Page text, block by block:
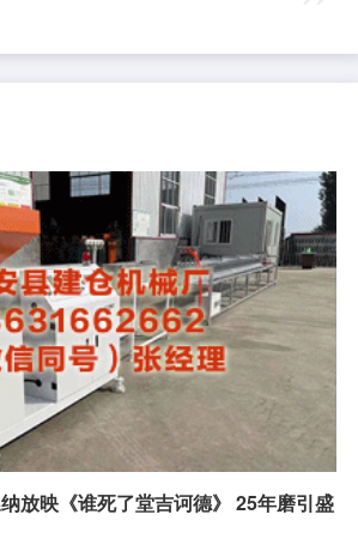
放映《谁死了堂吉诃德》 25年磨引盛